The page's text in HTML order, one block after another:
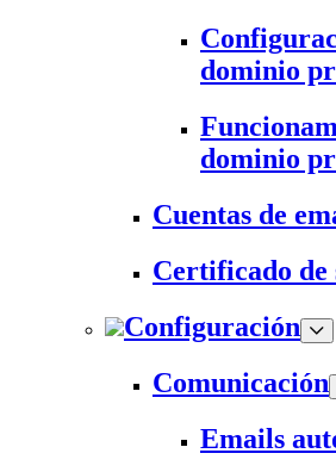
dominio
dominio
Cuentas de
Certificado de
Configuración
Comunicación
Emails